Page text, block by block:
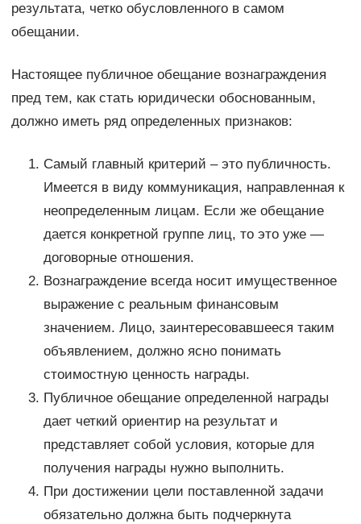
результата, четко обусловленного в самом
обещании.
Настоящее публичное обещание вознаграждения
пред тем, как стать юридически обоснованным,
должно иметь ряд определенных признаков:
Самый главный критерий – это публичность.
Имеется в виду коммуникация, направленная к
неопределенным лицам. Если же обещание
дается конкретной группе лиц, то это уже —
договорные отношения.
Вознаграждение всегда носит имущественное
выражение с реальным финансовым
значением. Лицо, заинтересовавшееся таким
объявлением, должно ясно понимать
стоимостную ценность награды.
Публичное обещание определенной награды
дает четкий ориентир на результат и
представляет собой условия, которые для
получения награды нужно выполнить.
При достижении цели поставленной задачи
обязательно должна быть подчеркнута